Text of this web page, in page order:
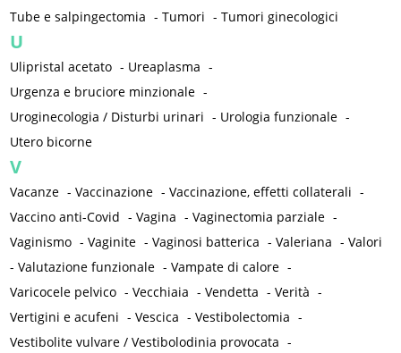
Tube e salpingectomia -Tumori -Tumori ginecologici
U
Ulipristal acetato - Ureaplasma -
Urgenza e bruciore minzionale -
Uroginecologia / Disturbi urinari - Urologia funzionale -
Utero bicorne
V
Vacanze -Vaccinazione -Vaccinazione, effetti collaterali -
Vaccino anti-Covid -Vagina -Vaginectomia parziale -
Vaginismo -Vaginite -Vaginosi batterica -Valeriana -Valori
-Valutazione funzionale -Vampate di calore -
Varicocele pelvico -Vecchiaia -Vendetta -Verità -
Vertigini e acufeni -Vescica -Vestibolectomia -
Vestibolite vulvare / Vestibolodinia provocata -